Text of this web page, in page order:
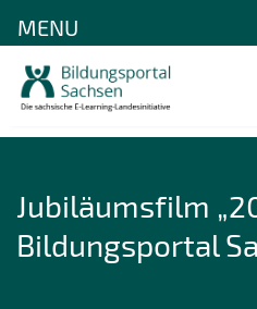
Jubiläumsfilm
Bildungsportal
MENU